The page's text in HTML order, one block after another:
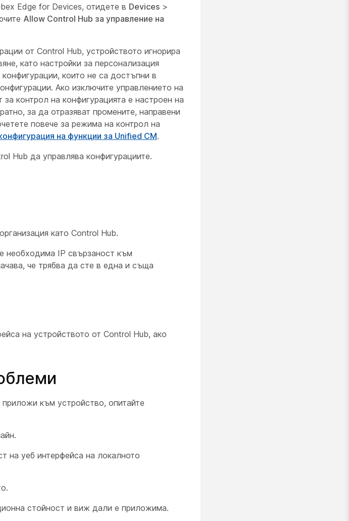
Edge for Devices, отидете в Devices >
Allow Control Hub за управление на
от Control Hub, устройството игнорира
като настройки за персонализация
които не са достъпни в
Ако изключите управлението на
контрол на конфигурацията е настроен на
за да отразяват промените, направени
повече за режима на контрол на
на функции за Unified CM.
Hub да управлява конфигурациите.
като Control Hub.
необходима IP свързаност към
че трябва да сте в една и съща
на устройството от Control Hub, ако
към устройство, опитайте
на уеб интерфейса на локалното
стойност и виж дали е приложима.